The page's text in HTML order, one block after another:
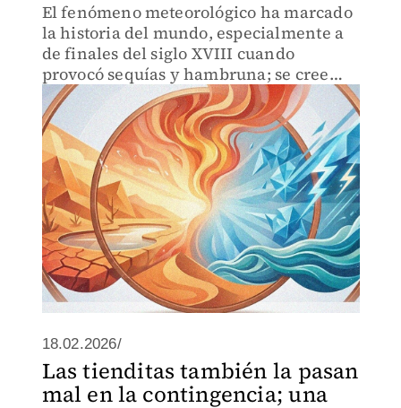
El fenómeno meteorológico ha marcado
la historia del mundo, especialmente a
de finales del siglo XVIII cuando
provocó sequías y hambruna; se cree
que incluso fue un impulso para la
Revolución Francesa.
18.02.2026/
Las tienditas también la pasan
mal en la contingencia; una